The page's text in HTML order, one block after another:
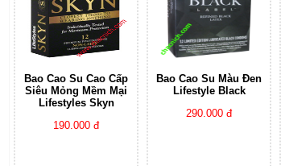
Bao Cao Su Cao Cấp
Siêu Mỏng Mềm Mại
Lifestyles Skyn
190.000 đ
Bao Cao Su Màu Đen
Lifestyle Black
290.000 đ